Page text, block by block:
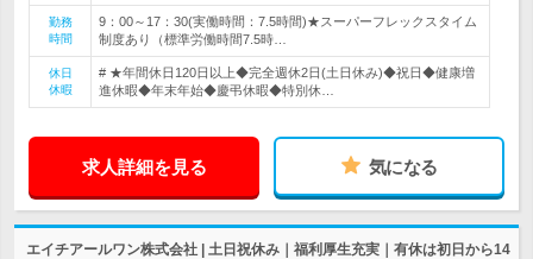
勤務
時間
9：00～17：30(実働時間：7.5時間)★スーパーフレックスタイム
制度あり（標準労働時間7.5時…
休日
休暇
# ★年間休日120日以上◆完全週休2日(土日休み)◆祝日◆健康増
進休暇◆年末年始◆慶弔休暇◆特別休…
求人詳細を見る 気になる
エイチアールワン株式会社 | 土日祝休み｜福利厚生充実｜有休は初日から14